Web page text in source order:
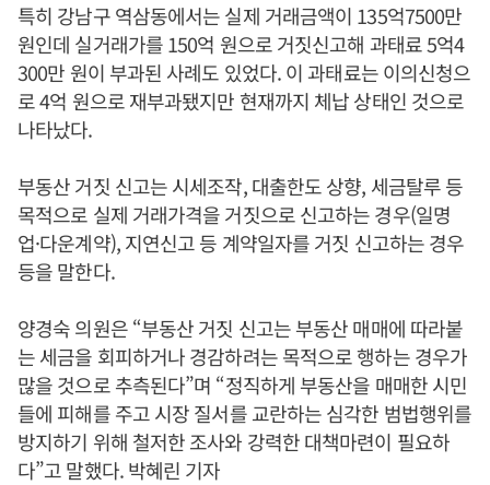
특히 강남구 역삼동에서는 실제 거래금액이 135억7500만
원인데 실거래가를 150억 원으로 거짓신고해 과태료 5억4
300만 원이 부과된 사례도 있었다. 이 과태료는 이의신청으
로 4억 원으로 재부과됐지만 현재까지 체납 상태인 것으로
나타났다.
부동산 거짓 신고는 시세조작, 대출한도 상향, 세금탈루 등
목적으로 실제 거래가격을 거짓으로 신고하는 경우(일명
업·다운계약), 지연신고 등 계약일자를 거짓 신고하는 경우
등을 말한다.
양경숙 의원은 “부동산 거짓 신고는 부동산 매매에 따라붙
는 세금을 회피하거나 경감하려는 목적으로 행하는 경우가
많을 것으로 추측된다”며 “정직하게 부동산을 매매한 시민
들에 피해를 주고 시장 질서를 교란하는 심각한 범법행위를
방지하기 위해 철저한 조사와 강력한 대책마련이 필요하
다”고 말했다. 박혜린 기자